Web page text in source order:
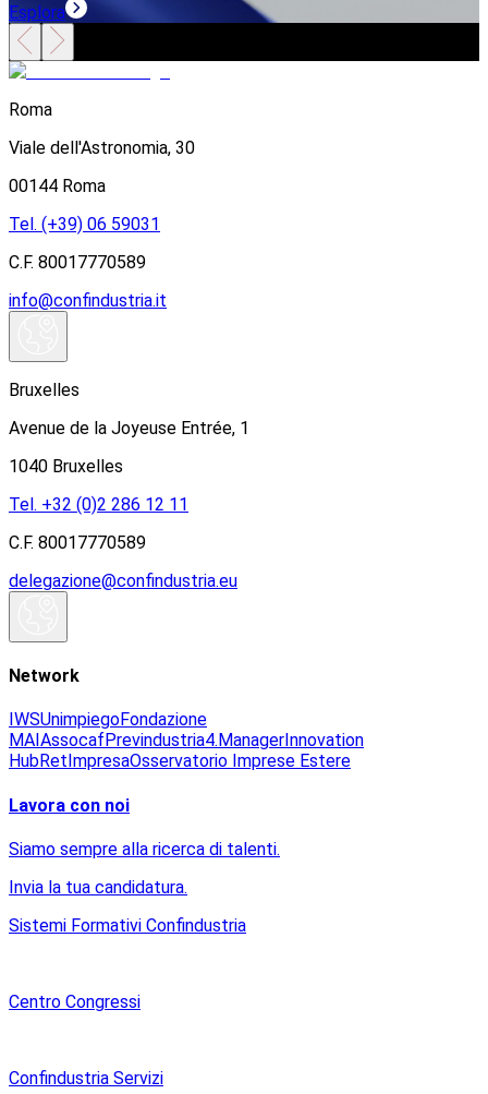
Esplora
Roma
Viale dell'Astronomia, 30
00144 Roma
Tel. (+39) 06 59031
C.F. 80017770589
info@confindustria.it
Bruxelles
Avenue de la Joyeuse Entrée, 1
1040 Bruxelles
Tel. +32 (0)2 286 12 11
C.F. 80017770589
delegazione@confindustria.eu
Network
IWSUnimpiegoFondazione
MAI Assocaf Previndustria4.Manager Innovation
HubRetImpresaOsservatorio Imprese Estere
Lavora con noi
Siamo sempre alla ricerca di talenti.
Invia la tua candidatura.
Sistemi Formativi Confindustria
Centro Congressi
Confindustria Servizi